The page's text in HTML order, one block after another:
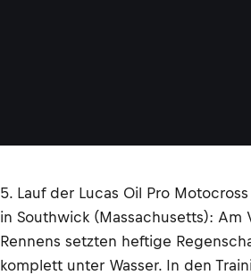
5. Lauf der Lucas Oil Pro
in Southwick (Massachusetts): Am
Rennens setzten heftige
komplett unter Wasser. In den